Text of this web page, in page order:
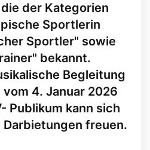
der Kategorien
Sportlerin
Sportler" sowie
bekannt.
Begleitung
4. Januar 2026
Publikum kann sich
freuen.